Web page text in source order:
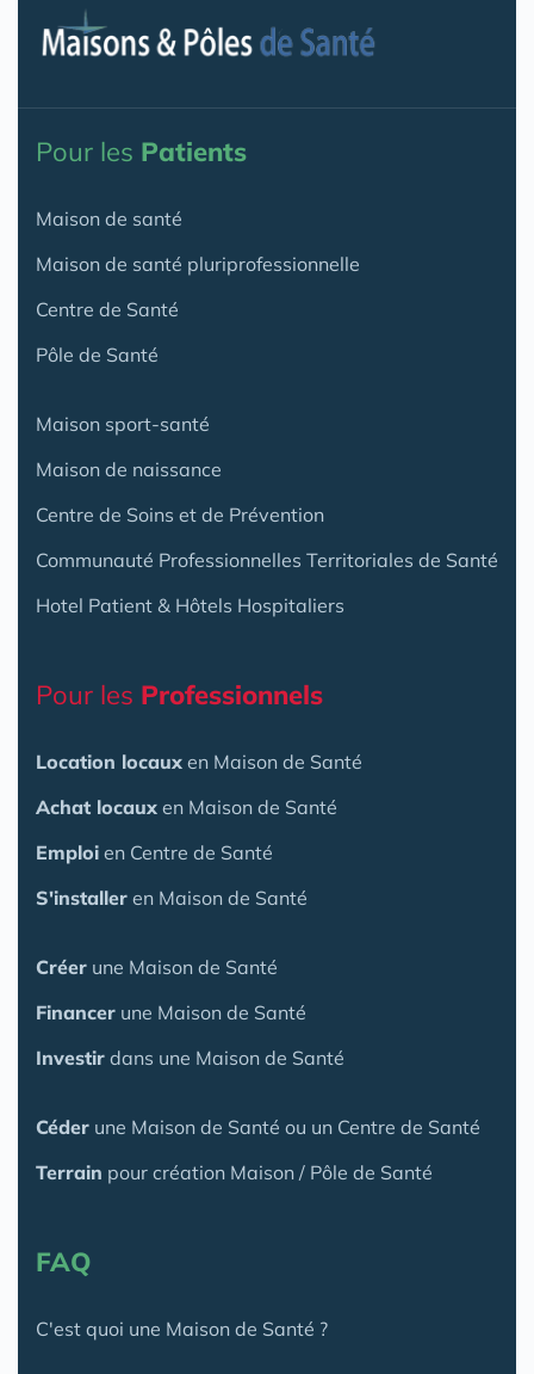
Pour les Patients
Maison de santé
Maison de santé pluriprofessionnelle
Centre de Santé
Pôle de Santé
Maison sport-santé
Maison de naissance
Centre de Soins et de Prévention
Communauté Professionnelles Territoriales de Santé
Hotel Patient & Hôtels Hospitaliers
Pour les Professionnels
Location locaux en Maison de Santé
Achat locaux en Maison de Santé
Emploi en Centre de Santé
S'installer en Maison de Santé
Créer une Maison de Santé
Financer une Maison de Santé
Investir dans une Maison de Santé
Céder une Maison de Santé ou un Centre de Santé
Terrain pour création Maison / Pôle de Santé
FAQ
C'est quoi une Maison de Santé ?